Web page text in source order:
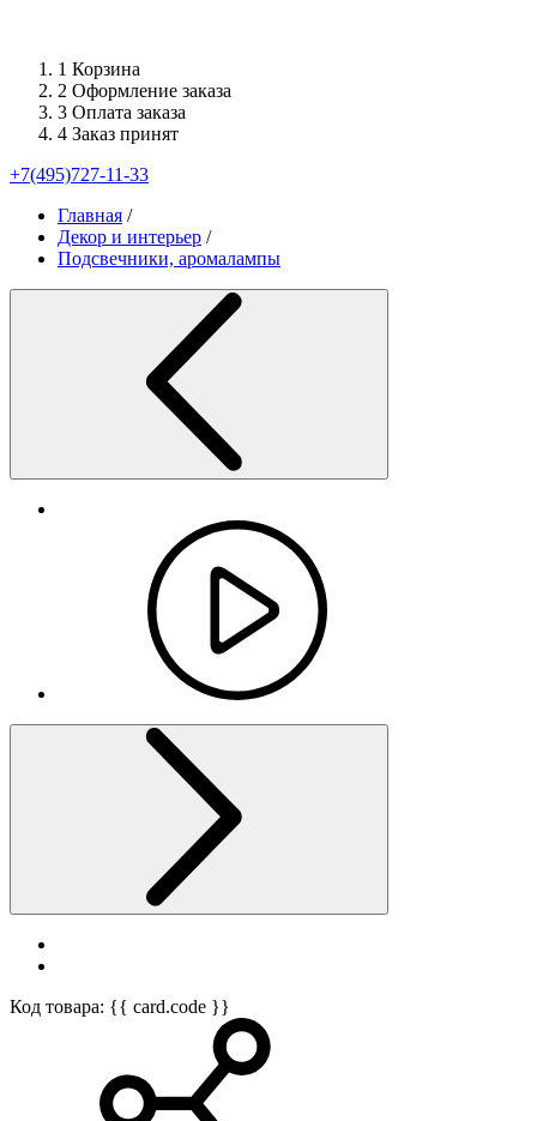
1 Корзина
2 Оформление заказа
3 Оплата заказа
4 Заказ принят
+7(495)727-11-33
Главная /
Декор и интерьер /
Подсвечники, аромалампы
Код товара: {{ card.code }}